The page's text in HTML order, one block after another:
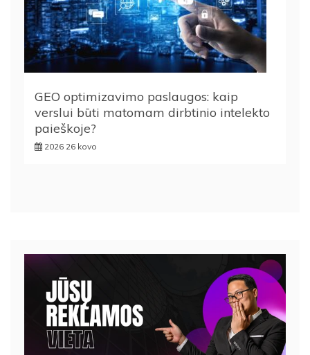
GEO optimizavimo paslaugos: kaip
verslui būti matomam dirbtinio intelekto
paieškoje?
2026 26 kovo